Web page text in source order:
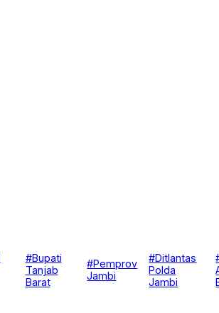
#Bupati
Tanjab
Barat
#Pemprov
Jambi
#Ditlantas
Polda
Jambi